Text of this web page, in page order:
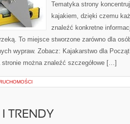
Tematyka strony
kajakiem, dzięki czemu
znaleźć konkretne
To miejsce stworzone zarówno dla
wypraw. Zobacz: Kajakarstwo dla
można znaleźć szczegółowe […]
TRENDY